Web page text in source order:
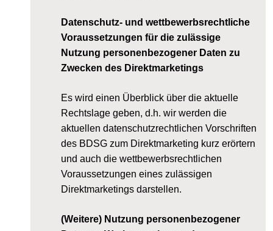
Datenschutz- und wettbewerbsrechtliche
Voraussetzungen für die zulässige
Nutzung personenbezogener Daten zu
Zwecken des Direktmarketings
Es wird einen Überblick über die aktuelle
Rechtslage geben, d.h. wir werden die
aktuellen datenschutzrechtlichen Vorschriften
des BDSG zum Direktmarketing kurz erörtern
und auch die wettbewerbsrechtlichen
Voraussetzungen eines zulässigen
Direktmarketings darstellen.
(Weitere) Nutzung personenbezogener